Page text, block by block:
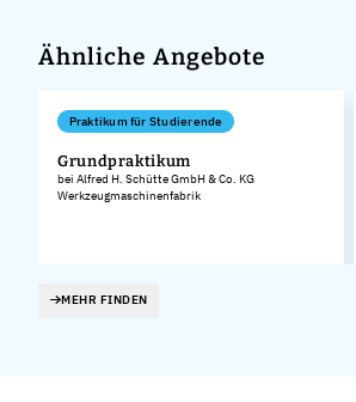
Ähnliche Angebote
Praktikum für Studierende
Grundpraktikum
bei Alfred H. Schütte GmbH & Co. KG
Werkzeugmaschinenfabrik
MEHR FINDEN